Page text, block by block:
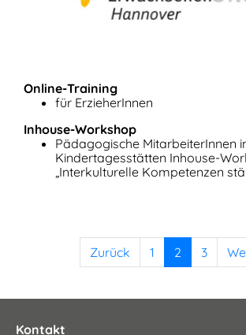
Online-Training
für ErzieherInnen
Inhouse-Workshop
Pädagogische MitarbeiterInnen
Kindertagesstätten Inhouse-
„Interkulturelle Kompetenzen
Zurück 1 2 3
Kontakt